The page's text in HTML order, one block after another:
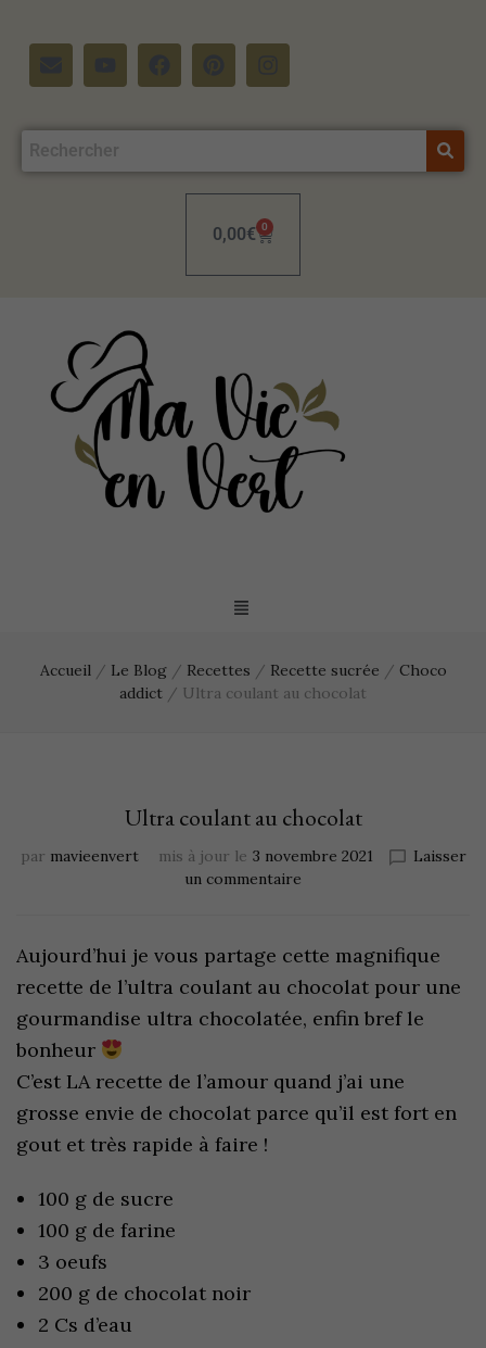
0,00€ 0
Accueil / Le Blog / Recettes / Recette sucrée / Choco
addict / Ultra coulant au chocolat
Ultra coulant au chocolat
par mavieenvert mis à jour le 3 novembre 2021
Laisser
un commentaire
Aujourd’hui je vous partage cette magnifique
recette de l’ultra coulant au chocolat pour une
gourmandise ultra chocolatée, enfin bref le
bonheur
C’est LA recette de l’amour quand j’ai une
grosse envie de chocolat parce qu’il est fort en
gout et très rapide à faire !
100 g de sucre
100 g de farine
3 oeufs
200 g de chocolat noir
2 Cs d’eau